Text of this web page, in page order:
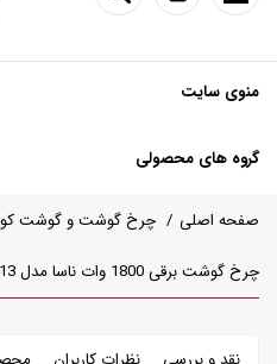
منوی سایت
گروه های محصولی
صفحه اصلی چرخ گوشت و گوشت
چرخ گوشت برقی 1800 وات ناسا مدل NS-313